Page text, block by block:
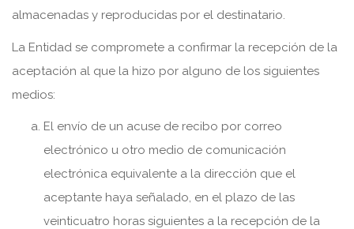
almacenadas y reproducidas por el destinatario.
La Entidad se compromete a confirmar la recepción de la
aceptación al que la hizo por alguno de los siguientes
medios:
El envío de un acuse de recibo por correo
electrónico u otro medio de comunicación
electrónica equivalente a la dirección que el
aceptante haya señalado, en el plazo de las
veinticuatro horas siguientes a la recepción de la